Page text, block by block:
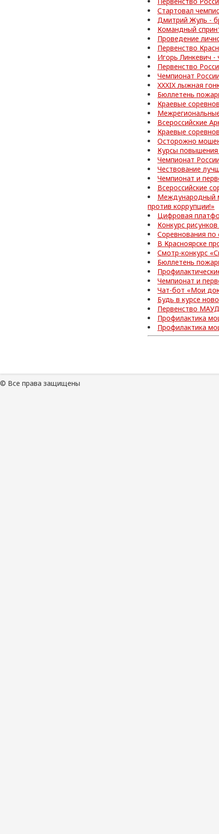
Стартовал
Дмитрий Жуль -
Командный
Проведение
Первенство
Игорь Линкевич
Первенство
Чемпионат
XXXIX лыжная
Бюллетень
Краевые
Всероссийские
Краевые
Осторожно
Курсы
Чемпионат
Чествование
Чемпионат и
Всероссийские
Международный
против коррупции!»
Цифровая
Конкурс
Соревнования по
В Красноярске
Смотр-конкурс
Бюллетень
Чемпионат и
Чат-бот «Мои
Будь в курсе
Первенство
Профилактика
Профилактика
© Все права защищены